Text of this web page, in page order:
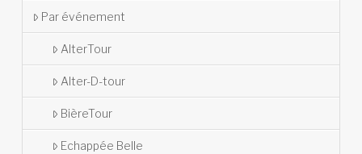
Par événement
AlterTour
Alter-D-tour
BièreTour
Echappée Belle